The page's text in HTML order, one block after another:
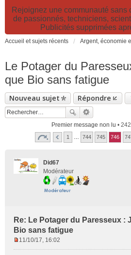
Rejoignez une communauté sans
de passionnés, techniciens,
Publicités supprimées
Accueil et sujets récents
Le Potager du
que Bio sans fatigue
Nouveau sujet Répondre
Premier message non lu •
1 744 745 746
Did67
Modérateur
Re: Le Potager du Paresseux :
Bio sans fatigue
11/10/17, 16:02